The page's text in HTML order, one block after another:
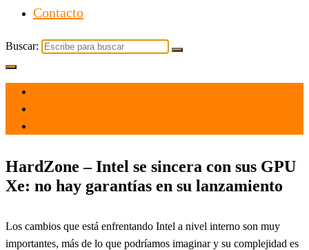
Contacto
Buscar:
HardZone – Intel se sincera con sus GPU
Xe: no hay garantías en su lanzamiento
Los cambios que está enfrentando Intel a nivel interno son muy
importantes, más de lo que podríamos imaginar y su complejidad es